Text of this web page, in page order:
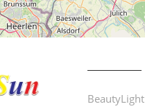
BeautyLight